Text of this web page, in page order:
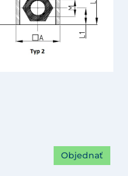
Objednať